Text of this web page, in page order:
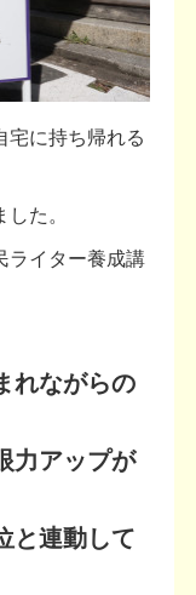
宅に持ち帰れる
た。
ライター養成講
れながらの
力アップが
と連動して